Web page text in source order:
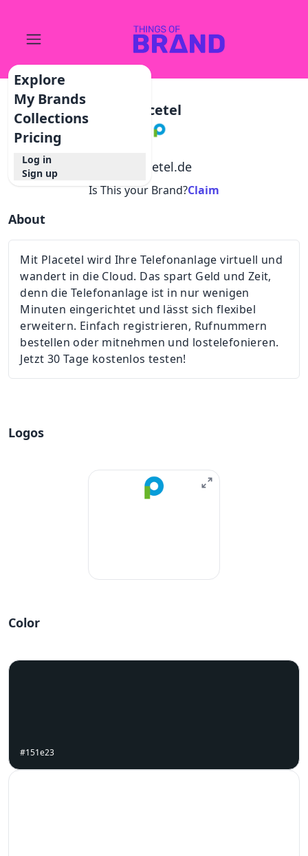
Explore
My Brands
Collections
Pricing
Log in
Sign up
Placetel
placetel.de
Is This your Brand?Claim
About
Mit Placetel wird Ihre Telefonanlage virtuell und
wandert in die Cloud. Das spart Geld und Zeit,
denn die Telefonanlage ist in nur wenigen
Minuten eingerichtet und lässt sich flexibel
erweitern. Einfach registrieren, Rufnummern
bestellen oder mitnehmen und lostelefonieren.
Jetzt 30 Tage kostenlos testen!
Logos
Color
#151e23